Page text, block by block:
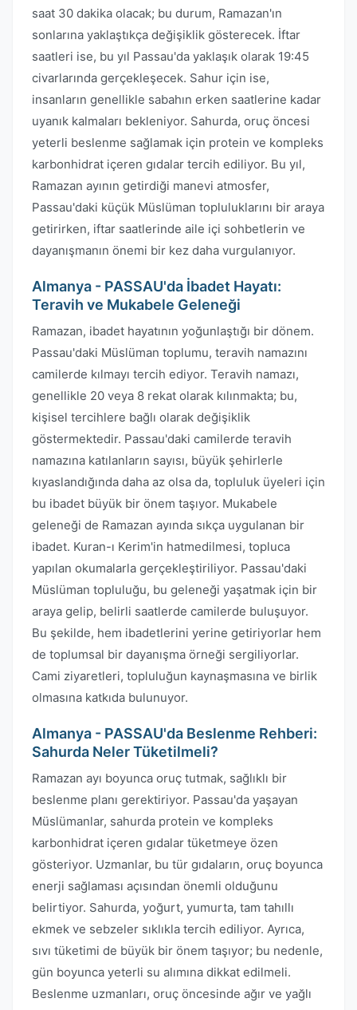
saat 30 dakika olacak; bu durum, Ramazan'ın
sonlarına yaklaştıkça değişiklik gösterecek. İftar
saatleri ise, bu yıl Passau'da yaklaşık olarak 19:45
civarlarında gerçekleşecek. Sahur için ise,
insanların genellikle sabahın erken saatlerine kadar
uyanık kalmaları bekleniyor. Sahurda, oruç öncesi
yeterli beslenme sağlamak için protein ve kompleks
karbonhidrat içeren gıdalar tercih ediliyor. Bu yıl,
Ramazan ayının getirdiği manevi atmosfer,
Passau'daki küçük Müslüman topluluklarını bir araya
getirirken, iftar saatlerinde aile içi sohbetlerin ve
dayanışmanın önemi bir kez daha vurgulanıyor.
Almanya - PASSAU'da İbadet Hayatı:
Teravih ve Mukabele Geleneği
Ramazan, ibadet hayatının yoğunlaştığı bir dönem.
Passau'daki Müslüman toplumu, teravih namazını
camilerde kılmayı tercih ediyor. Teravih namazı,
genellikle 20 veya 8 rekat olarak kılınmakta; bu,
kişisel tercihlere bağlı olarak değişiklik
göstermektedir. Passau'daki camilerde teravih
namazına katılanların sayısı, büyük şehirlerle
kıyaslandığında daha az olsa da, topluluk üyeleri için
bu ibadet büyük bir önem taşıyor. Mukabele
geleneği de Ramazan ayında sıkça uygulanan bir
ibadet. Kuran-ı Kerim'in hatmedilmesi, topluca
yapılan okumalarla gerçekleştiriliyor. Passau'daki
Müslüman topluluğu, bu geleneği yaşatmak için bir
araya gelip, belirli saatlerde camilerde buluşuyor.
Bu şekilde, hem ibadetlerini yerine getiriyorlar hem
de toplumsal bir dayanışma örneği sergiliyorlar.
Cami ziyaretleri, topluluğun kaynaşmasına ve birlik
olmasına katkıda bulunuyor.
Almanya - PASSAU'da Beslenme Rehberi:
Sahurda Neler Tüketilmeli?
Ramazan ayı boyunca oruç tutmak, sağlıklı bir
beslenme planı gerektiriyor. Passau'da yaşayan
Müslümanlar, sahurda protein ve kompleks
karbonhidrat içeren gıdalar tüketmeye özen
gösteriyor. Uzmanlar, bu tür gıdaların, oruç boyunca
enerji sağlaması açısından önemli olduğunu
belirtiyor. Sahurda, yoğurt, yumurta, tam tahıllı
ekmek ve sebzeler sıklıkla tercih ediliyor. Ayrıca,
sıvı tüketimi de büyük bir önem taşıyor; bu nedenle,
gün boyunca yeterli su alımına dikkat edilmeli.
Beslenme uzmanları, oruç öncesinde ağır ve yağlı